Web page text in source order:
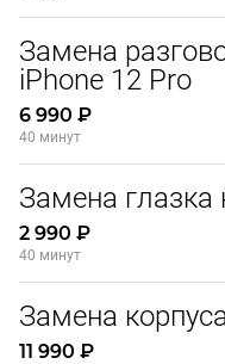
Замена
iPhone 12 Pro
6 990 ₽
40 минут
Замена
2 990 ₽
40 минут
Замена
11 990 ₽